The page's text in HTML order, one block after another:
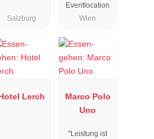
Salzburg
Eventlocation
Wien
Lerch
Marco Polo
Uno
"Leistung ist